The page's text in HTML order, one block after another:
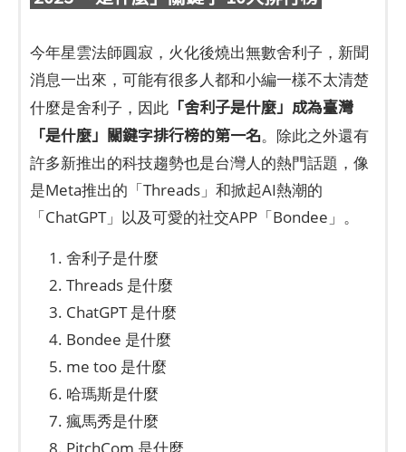
今年星雲法師圓寂，火化後燒出無數舍利子，新聞
消息一出來，可能有很多人都和小編一樣不太清楚
什麼是舍利子，因此 「舍利子是什麼」成為臺灣
「是什麼」關鍵字排行榜的第一名。除此之外還有
許多新推出的科技趨勢也是台灣人的熱門話題，像
是Meta推出的「Threads」和掀起AI熱潮的
「ChatGPT」以及可愛的社交APP「Bondee」。
舍利子是什麼
Threads 是什麼
ChatGPT 是什麼
Bondee 是什麼
me too 是什麼
哈瑪斯是什麼
瘋馬秀是什麼
PitchCom 是什麼